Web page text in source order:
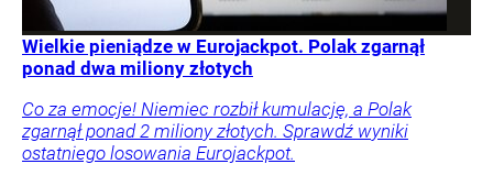
Wielkie pieniądze w Eurojackpot. Polak zgarnął
ponad dwa miliony złotych
Co za emocje! Niemiec rozbił kumulację, a Polak
zgarnął ponad 2 miliony złotych. Sprawdź wyniki
ostatniego losowania Eurojackpot.